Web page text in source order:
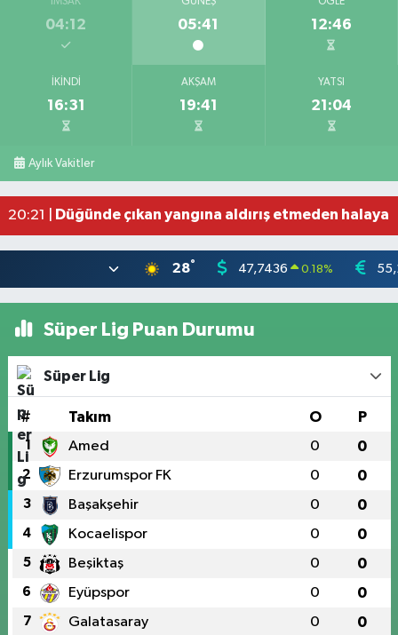
04:12 05:41 12:46
İKINDI
16:31
AKŞAM
19:41
YATSI
21:04
Aylık Vakitler
Antakya'da evlere giren yılanlar yakalandı
20:55 |
20:21 |Düğünde çıkan yangına aldırış etmeden
10:39 | Bahçede yaşanan yangında alevler 2 otomobile
28° 47,7436 0.18%
Süper Lig Puan Durumu
Süper Lig
# Takım O P
1 Amed 0 0
2 Erzurumspor FK 0 0
3 Başakşehir 0 0
4 Kocaelispor 0 0
5 Beşiktaş 0 0
6 Eyüpspor 0 0
7 Galatasaray 0 0